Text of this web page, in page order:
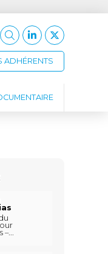
ADHÉRENTS
–...